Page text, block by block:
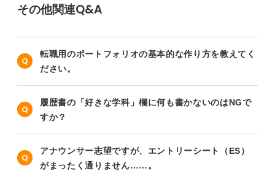
その他関連Q&A
転職用のポートフォリオの基本的な作り方を教えてく
ださい。
履歴書の「好きな学科」欄に何も書かないのはNGで
すか？
アナウンサー志望ですが、エントリーシート（ES）
がまったく通りません……。